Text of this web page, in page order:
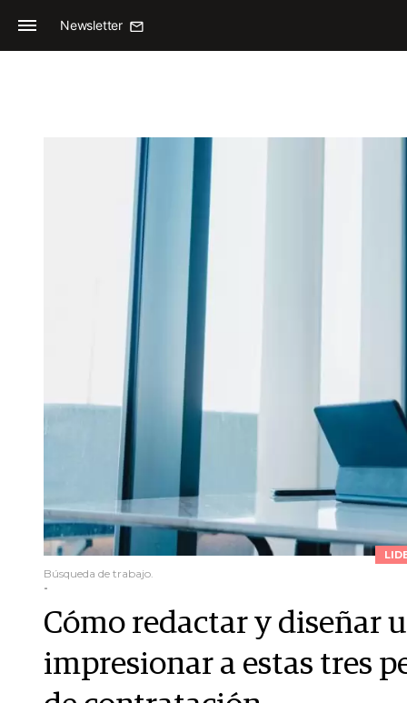
Newsletter
Búsqueda de trabajo.
-
Cómo redactar y diseñar
impresionar a estas tres